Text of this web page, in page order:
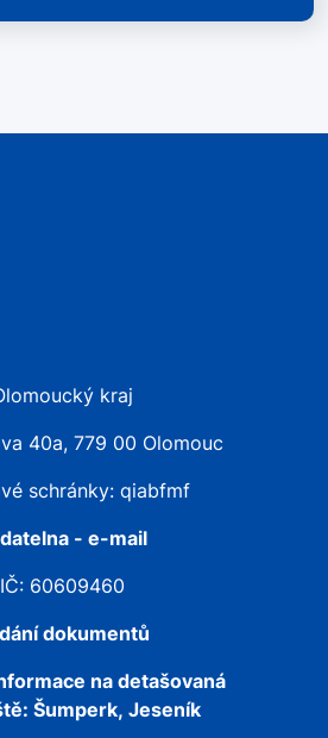
kraj
40a, 779 00 Olomouc
schránky: qiabfmf
- e-mail
IČ: 60609460
dokumentů
na detašovaná
Šumperk, Jeseník